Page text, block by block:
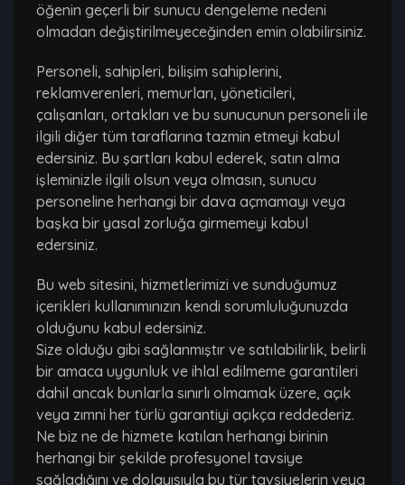
öğenin geçerli bir sunucu dengeleme nedeni
olmadan değiştirilmeyeceğinden emin olabilirsiniz.
Personeli, sahipleri, bilişim sahiplerini,
reklamverenleri, memurları, yöneticileri,
çalışanları, ortakları ve bu sunucunun personeli ile
ilgili diğer tüm taraflarına tazmin etmeyi kabul
edersiniz. Bu şartları kabul ederek, satın alma
işleminizle ilgili olsun veya olmasın, sunucu
personeline herhangi bir dava açmamayı veya
başka bir yasal zorluğa girmemeyi kabul
edersiniz.
Bu web sitesini, hizmetlerimizi ve sunduğumuz
içerikleri kullanımınızın kendi sorumluluğunuzda
olduğunu kabul edersiniz.
Size olduğu gibi sağlanmıştır ve satılabilirlik, belirli
bir amaca uygunluk ve ihlal edilmeme garantileri
dahil ancak bunlarla sınırlı olmamak üzere, açık
veya zımni her türlü garantiyi açıkça reddederiz.
Ne biz ne de hizmete katılan herhangi birinin
herhangi bir şekilde profesyonel tavsiye
sağladığını ve dolayısıyla bu tür tavsiyelerin veya